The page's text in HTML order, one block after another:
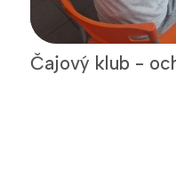
Čajový klub -